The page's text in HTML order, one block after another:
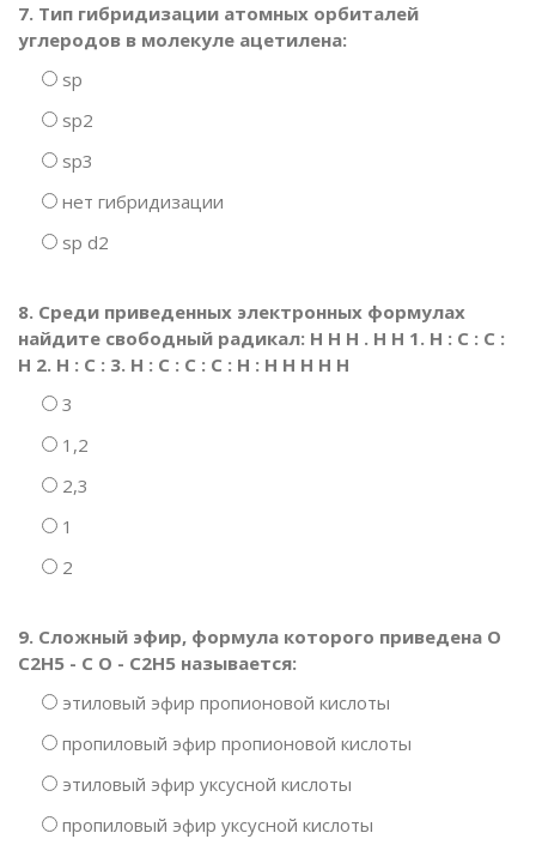
7. Тип гибридизации атомных орбиталей
углеродов в молекуле ацетилена:
sp
sp2
sp3
нет гибридизации
sp d2
8. Среди приведенных электронных формулах
найдите свободный радикал: H H H . H H 1. H : C : C :
H 2. H : C : 3. H : C : C : C : H : H H H H H
3
1,2
2,3
1
2
9. Сложный эфир, формула которого приведена О
С2Н5 - С О - С2Н5 называется:
этиловый эфир пропионовой кислоты
пропиловый эфир пропионовой кислоты
этиловый эфир уксусной кислоты
пропиловый эфир уксусной кислоты